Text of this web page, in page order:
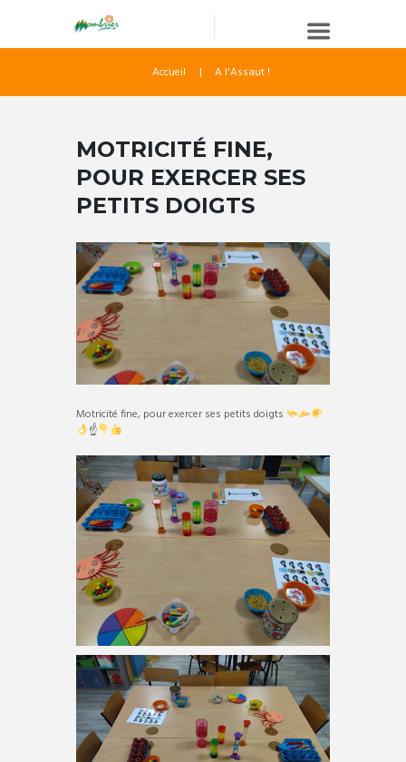
Accueil A l'Assaut !
MOTRICITÉ FINE,
POUR EXERCER SES
PETITS DOIGTS
Motricité fine, pour exercer ses petits doigts
☝